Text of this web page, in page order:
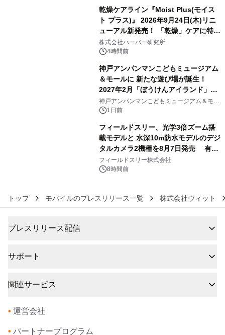
乾燥ケアライン『Moist Plus(モイス
ト プラス)』 2026年9月24日(木)リニ
ューアル新発売！ 「乾燥」ケアに特化
し、ライン使いで潤いに満ちた肌へ
株式会社ハーバー研究所
4時間前
神戸アンパンマンこどもミュージアム
＆モールに 新たな遊び場が誕生！
2027年2月「ぼうけんアイランド」が
オープン
神戸アンパンマンこどもミュージアム＆モー
ル 1日前
フィールドスリー、光学3倍ズーム搭
載モデルと 水深10m防水モデルのデジ
タルカメラ2機種を8月7日発売 有効
約1300万画素、用途別に選べるコンデ
ジ新登場
フィールドスリー株式会社
8時間前
トップ モバイルのプレスリリース一覧 株式会社ウィット
プレスリリース配信
サポート
関連サービス
• 運営会社
• パートナープログラム